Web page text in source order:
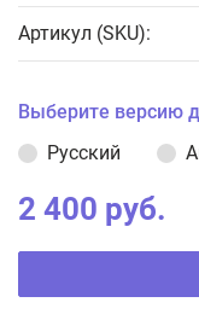
Артикул (SKU):
Выберите версию
Русский
2 400 руб.